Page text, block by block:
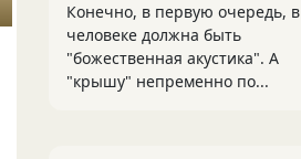
Конечно, в первую очередь, в
человеке должна быть
"божественная акустика". А
"крышу" непременно по...